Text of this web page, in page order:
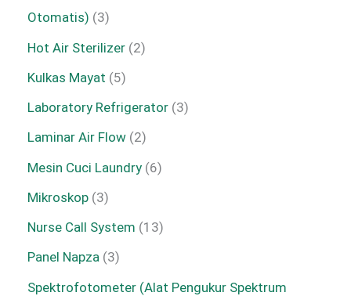
Otomatis) 3
Hot Air Sterilizer 2
Kulkas Mayat 5
Laboratory Refrigerator 3
Laminar Air Flow 2
Mesin Cuci Laundry 6
Mikroskop 3
Nurse Call System 13
Panel Napza 3
Spektrofotometer (Alat Pengukur Spektrum